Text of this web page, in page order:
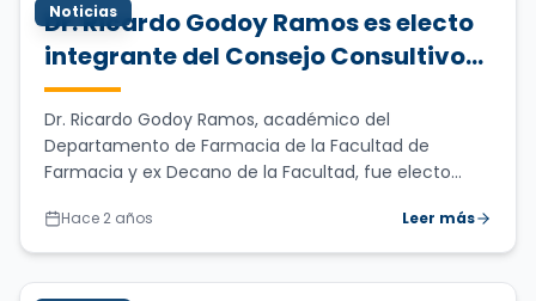
Noticias
Dr. Ricardo Godoy Ramos es electo
integrante del Consejo Consultivo
GES del Ministerio de Salud 2023-
2026
Dr. Ricardo Godoy Ramos, académico del
Departamento de Farmacia de la Facultad de
Farmacia y ex Decano de la Facultad, fue electo
Hace 2 años Leer más